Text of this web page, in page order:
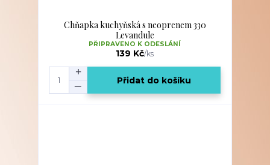
Chňapka kuchyňská s neoprenem 330
Levandule
139 Kč/ks
PŘIPRAVENO K ODESLÁNÍ
Přidat do košíku